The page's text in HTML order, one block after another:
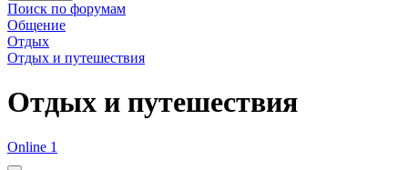
Поиск по форумам
Общение
Отдых
Отдых и путешествия
Отдых и путешествия
Online 1